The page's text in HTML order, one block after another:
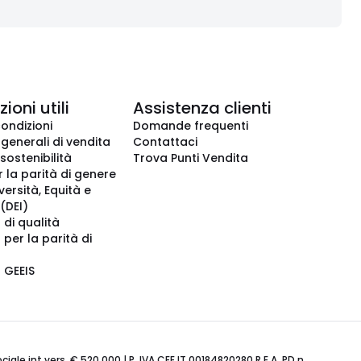
utili
di vendita
la parità di genere
Equità e
qualità
per la parità di
Assistenza clienti
Domande frequenti
Contattaci
Trova Punti Vendita